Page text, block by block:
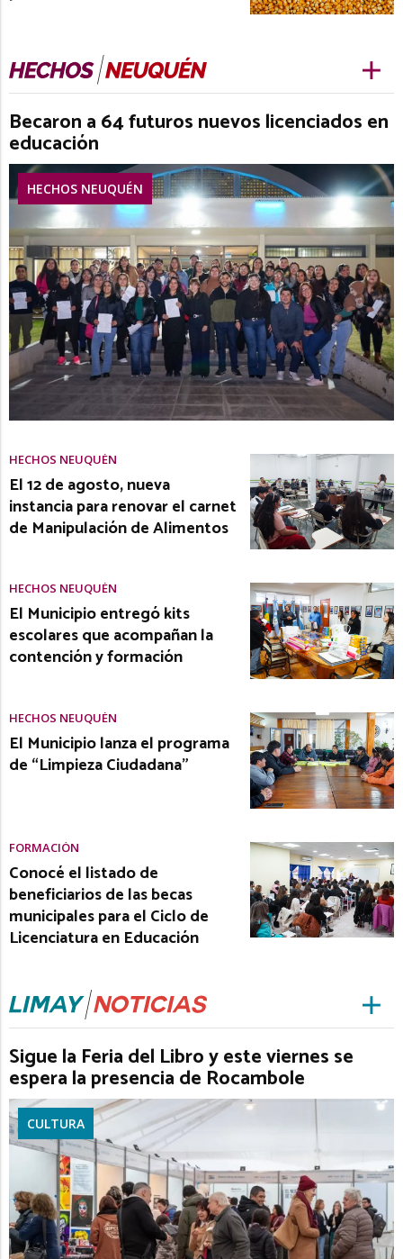
Becaron a 64 futuros nuevos licenciados en
educación
HECHOS NEUQUÉN
HECHOS NEUQUÉN
El 12 de agosto, nueva
instancia para renovar el carnet
de Manipulación de Alimentos
HECHOS NEUQUÉN
El Municipio entregó kits
escolares que acompañan la
contención y formación
HECHOS NEUQUÉN
El Municipio lanza el programa
de “Limpieza Ciudadana”
FORMACIÓN
Conocé el listado de
beneficiarios de las becas
municipales para el Ciclo de
Licenciatura en Educación
Sigue la Feria del Libro y este viernes se
espera la presencia de Rocambole
CULTURA